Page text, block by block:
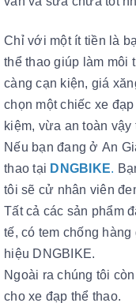
Chỉ với một ít tiền là
thể thao giúp làm môi
càng cạn kiện, giá
chọn một chiếc xe
kiệm, vừa an toàn
Nếu bạn đang ở An
thao tại DNGBIKE.
tôi sẽ cử nhân viên
Tất cả các sản phẩm
tế, có tem chống
hiệu DNGBIKE.
Ngoài ra chúng tôi
cho xe đạp thể thao.